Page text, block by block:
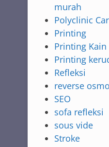
murah
Polyclinic
Printing
Printing Kain
Printing
Refleksi
reverse
SEO
sofa refleksi
sous vide
Stroke